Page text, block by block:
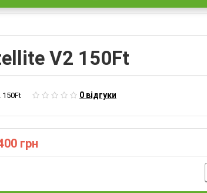
V2 150Ft
0 відгуки
грн